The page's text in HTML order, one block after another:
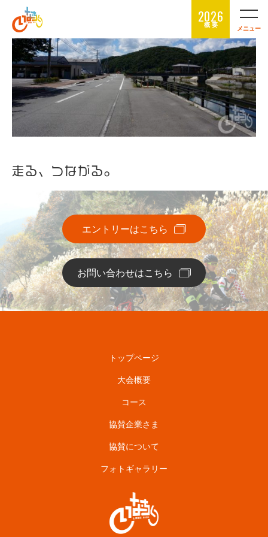
2026
概 要
メニュー
走る、つながる。
エントリーはこちら
お問い合わせはこちら
トップページ
大会概要
コース
協賛企業さま
協賛について
フォトギャラリー